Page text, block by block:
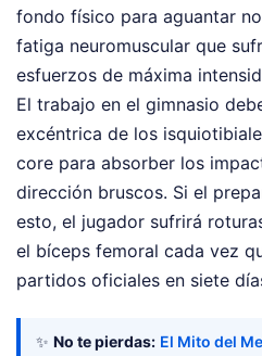
fondo físico para aguantar
fatiga neuromuscular que
esfuerzos de máxima
El trabajo en el gimnasio
excéntrica de los
core para absorber los
dirección bruscos. Si el
esto, el jugador sufrirá
el bíceps femoral cada vez
partidos oficiales en siete
✨ No te pierdas: El Mito del